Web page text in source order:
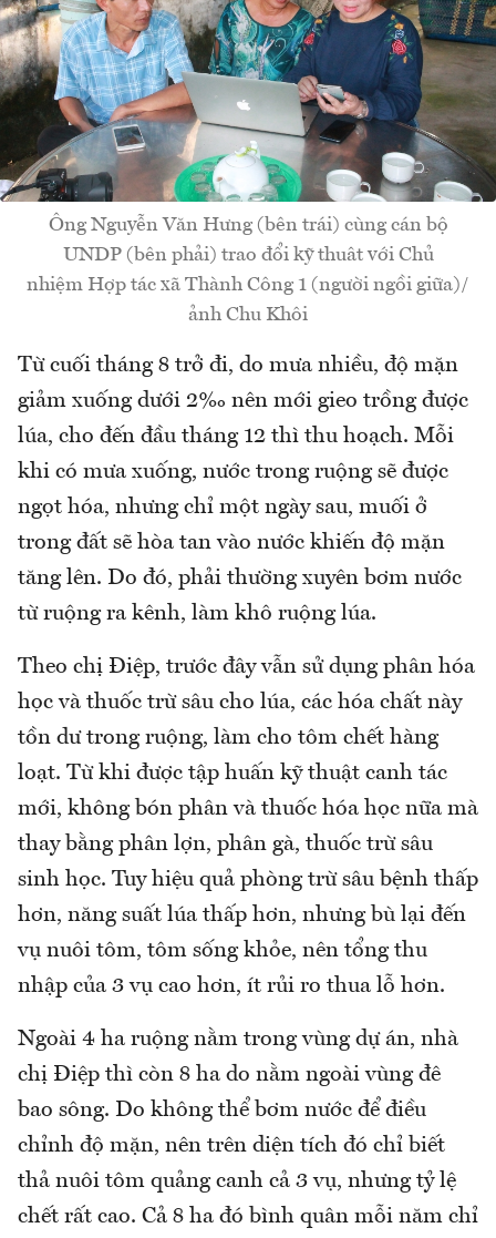
Ông Nguyễn Văn Hưng (bên trái) cùng cán bộ
UNDP (bên phải) trao đổi kỹ thuât với Chủ
nhiệm Hợp tác xã Thành Công 1 (người ngồi giữa)/
ảnh Chu Khôi
Từ cuối tháng 8 trở đi, do mưa nhiều, độ mặn
giảm xuống dưới 2‰ nên mới gieo trồng được
lúa, cho đến đầu tháng 12 thì thu hoạch. Mỗi
khi có mưa xuống, nước trong ruộng sẽ được
ngọt hóa, nhưng chỉ một ngày sau, muối ở
trong đất sẽ hòa tan vào nước khiến độ mặn
tăng lên. Do đó, phải thường xuyên bơm nước
từ ruộng ra kênh, làm khô ruộng lúa.
Theo chị Điệp, trước đây vẫn sử dụng phân hóa
học và thuốc trừ sâu cho lúa, các hóa chất này
tồn dư trong ruộng, làm cho tôm chết hàng
loạt. Từ khi được tập huấn kỹ thuật canh tác
mới, không bón phân và thuốc hóa học nữa mà
thay bằng phân lợn, phân gà, thuốc trừ sâu
sinh học. Tuy hiệu quả phòng trừ sâu bệnh thấp
hơn, năng suất lúa thấp hơn, nhưng bù lại đến
vụ nuôi tôm, tôm sống khỏe, nên tổng thu
nhập của 3 vụ cao hơn, ít rủi ro thua lỗ hơn.
Ngoài 4 ha ruộng nằm trong vùng dự án, nhà
chị Điệp thì còn 8 ha do nằm ngoài vùng đê
bao sông. Do không thể bơm nước để điều
chỉnh độ mặn, nên trên diện tích đó chỉ biết
thả nuôi tôm quảng canh cả 3 vụ, nhưng tỷ lệ
chết rất cao. Cả 8 ha đó bình quân mỗi năm chỉ